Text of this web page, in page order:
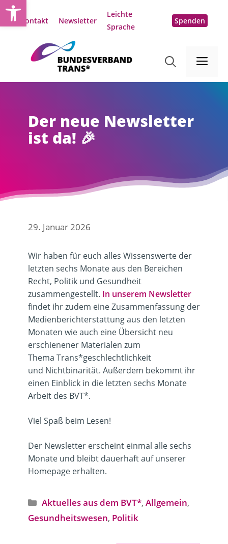
Zum
Inhalt
Kontakt Newsletter
Leichte
Sprache
Spenden
Der neue Newsletter
ist da! 🎉
29. Januar 2026
Wir haben für euch alles Wissenswerte der
letzten sechs Monate aus den Bereichen
Recht, Politik und Gesundheit
zusammengestellt. In unserem Newsletter
findet ihr zudem eine Zusammenfassung der
Medienberichterstattung aus den letzten
Monaten wie auch eine Übersicht neu
erschienener Materialen zum
Thema Trans*geschlechtlichkeit
und Nichtbinarität. Außerdem bekommt ihr
einen Einblick in die letzten sechs Monate
Arbeit des BVT*.
Viel Spaß beim Lesen!
Der Newsletter erscheint einmal alle sechs
Monate und bleibt dauerhaft auf unserer
Homepage erhalten.
Kategorien
Aktuelles aus dem BVT*,Allgemein,
Gesund­heits­wesen, Politik